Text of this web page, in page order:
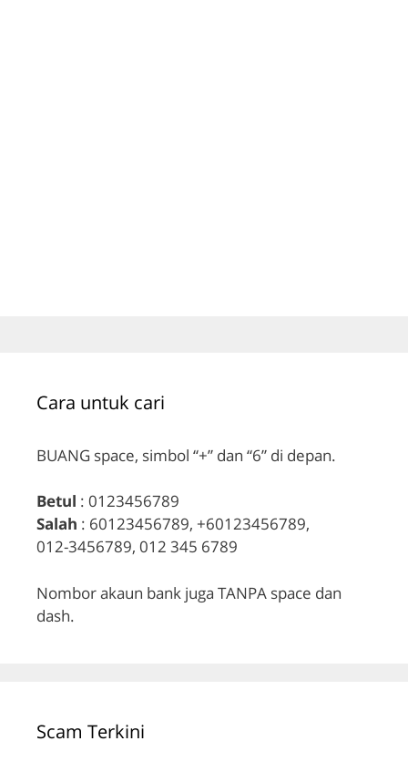
Cara untuk cari
BUANG space, simbol “+” dan “6” di depan.
Betul : 0123456789
Salah : 60123456789, +60123456789,
012-3456789, 012 345 6789
Nombor akaun bank juga TANPA space dan
dash.
Scam Terkini